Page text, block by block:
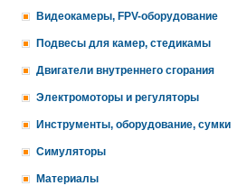
Видеокамеры, FPV-оборудование
Подвесы для камер, стедикамы
Двигатели внутреннего сгорания
Электромоторы и регуляторы
Инструменты, оборудование, сумки
Симуляторы
Материалы